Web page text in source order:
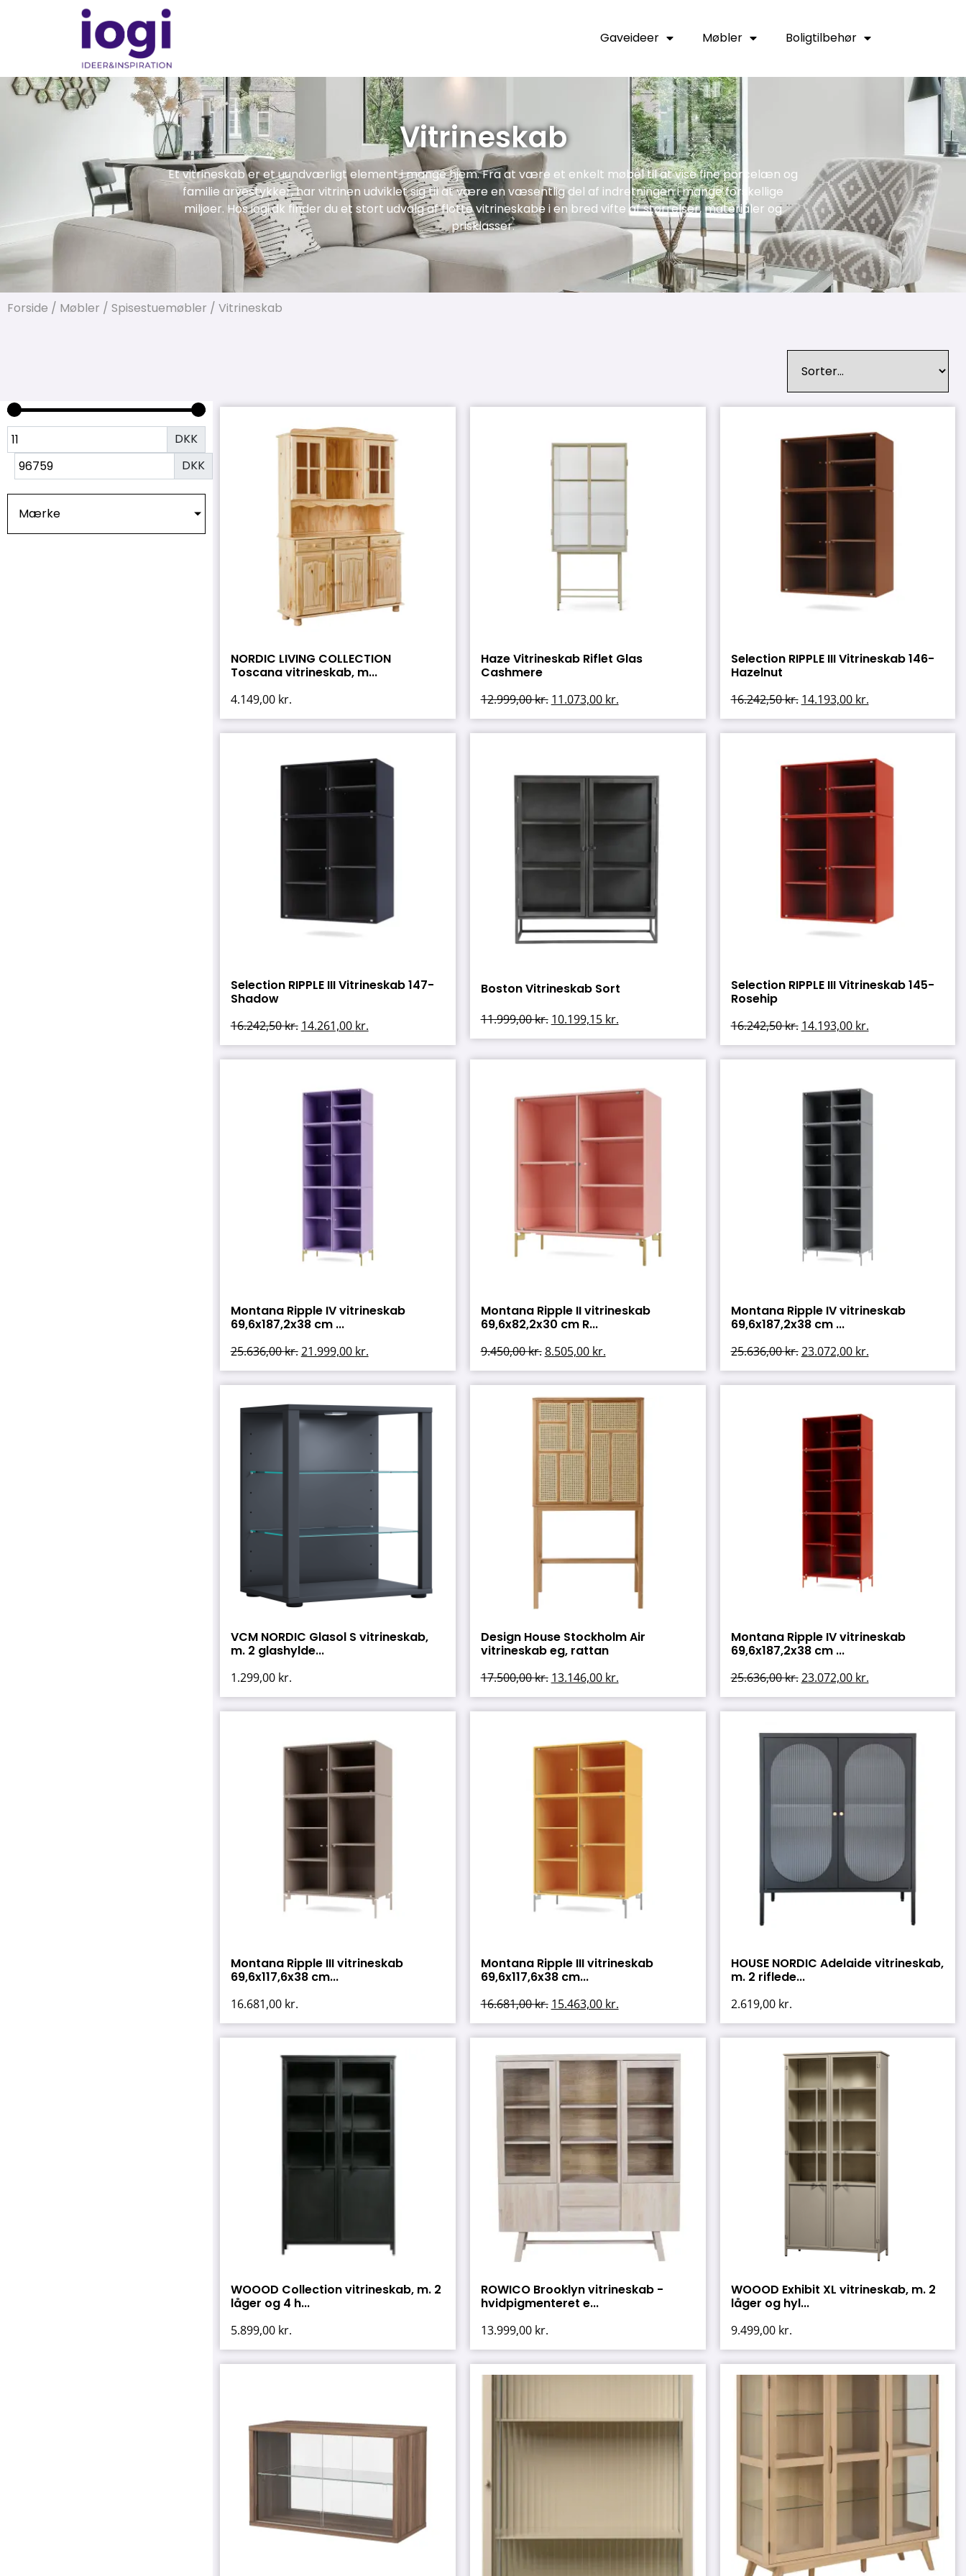
Gaveideer Møbler Boligtilbehør
Vitrineskab
Et vitrineskab er et uundværligt element i mange hjem. Fra at være et enkelt møbel til at vise fine porcelæn og
familie arvestykker, har vitrinen udviklet sig til at være en væsentlig del af indretningen i mange forskellige
miljøer. Hos iogi.dk finder du et stort udvalg af flotte vitrineskabe i en bred vifte af størrelser, materialer og
prisklasser.
Forside / Møbler / Spisestuemøbler / Vitrineskab
DKK
DKK
Mærke
NORDIC LIVING COLLECTION
Toscana vitrineskab, m...
4.149,00 kr.
Haze Vitrineskab Riflet Glas
Cashmere
12.999,00kr. 11.073,00 kr.
Selection RIPPLE III Vitrineskab 146-
Hazelnut
16.242,50kr. 14.193,00 kr.
Selection RIPPLE III Vitrineskab 147-
Shadow
16.242,50kr. 14.261,00 kr.
Boston Vitrineskab Sort
11.999,00kr. 10.199,15 kr.
Selection RIPPLE III Vitrineskab 145-
Rosehip
16.242,50kr. 14.193,00 kr.
Montana Ripple IV vitrineskab
69,6x187,2x38 cm ...
25.636,00kr.21.999,00 kr.
Montana Ripple II vitrineskab
69,6x82,2x30 cm R...
9.450,00kr.8.505,00 kr.
Montana Ripple IV vitrineskab
69,6x187,2x38 cm ...
25.636,00kr. 23.072,00 kr.
VCM NORDIC Glasol S vitrineskab,
m. 2 glashylde...
1.299,00 kr.
Design House Stockholm Air
vitrineskab eg, rattan
17.500,00kr. 13.146,00 kr.
Montana Ripple IV vitrineskab
69,6x187,2x38 cm ...
25.636,00kr. 23.072,00 kr.
Montana Ripple III vitrineskab
69,6x117,6x38 cm...
16.681,00 kr.
Montana Ripple III vitrineskab
69,6x117,6x38 cm...
16.681,00kr. 15.463,00 kr.
HOUSE NORDIC Adelaide vitrineskab,
m. 2 riflede...
2.619,00 kr.
WOOOD Collection vitrineskab, m. 2
låger og 4 h...
5.899,00 kr.
ROWICO Brooklyn vitrineskab -
hvidpigmenteret e...
13.999,00 kr.
WOOOD Exhibit XL vitrineskab, m. 2
låger og hyl...
9.499,00 kr.